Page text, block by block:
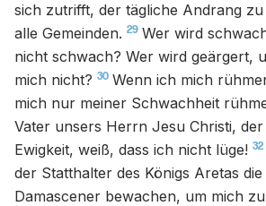
sich zutrifft, der tägliche Andrang
alle Gemeinden. 29 Wer wird
nicht schwach? Wer wird geärgert,
mich nicht? 30 Wenn ich mich
mich nur meiner Schwachheit
Vater unsers Herrn Jesu Christi,
Ewigkeit, weiß, dass ich nicht lüge! 32
der Statthalter des Königs Aretas
Damascener bewachen, um mich